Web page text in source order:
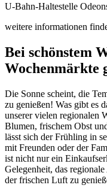
U-Bahn-Haltestelle
weitere informationen
Bei schönstem
Wochenmärkte
Die Sonne scheint, die
zu genießen! Was gibt es
unserer vielen regionalen
Blumen, frischem Obst
lässt sich der Frühling in
mit Freunden oder der
ist nicht nur ein
Gelegenheit, das
der frischen Luft zu